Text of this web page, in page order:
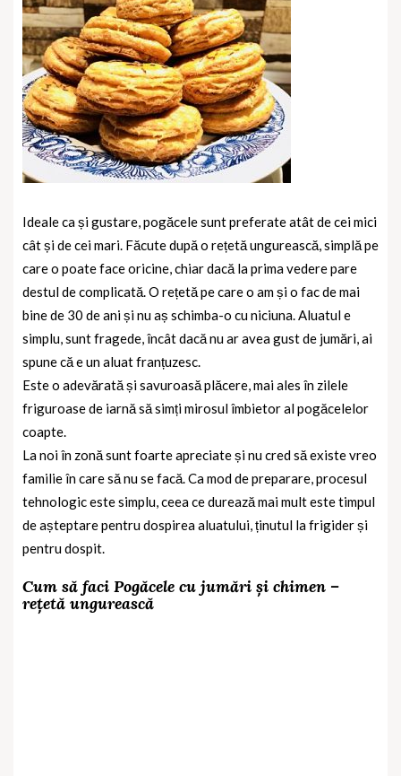
Ideale ca și gustare, pogăcele sunt preferate atât de cei mici
cât și de cei mari. Făcute după o rețetă ungurească, simplă pe
care o poate face oricine, chiar dacă la prima vedere pare
destul de complicată. O rețetă pe care o am și o fac de mai
bine de 30 de ani și nu aș schimba-o cu niciuna. Aluatul e
simplu, sunt fragede, încât dacă nu ar avea gust de jumări, ai
spune că e un aluat franțuzesc.
Este o adevărată și savuroasă plăcere, mai ales în zilele
friguroase de iarnă să simți mirosul îmbietor al pogăcelelor
coapte.
La noi în zonă sunt foarte apreciate și nu cred să existe vreo
familie în care să nu se facă. Ca mod de preparare, procesul
tehnologic este simplu, ceea ce durează mai mult este timpul
de așteptare pentru dospirea aluatului, ținutul la frigider și
pentru dospit.
Cum să faci Pogăcele cu jumări și chimen –
rețetă ungurească